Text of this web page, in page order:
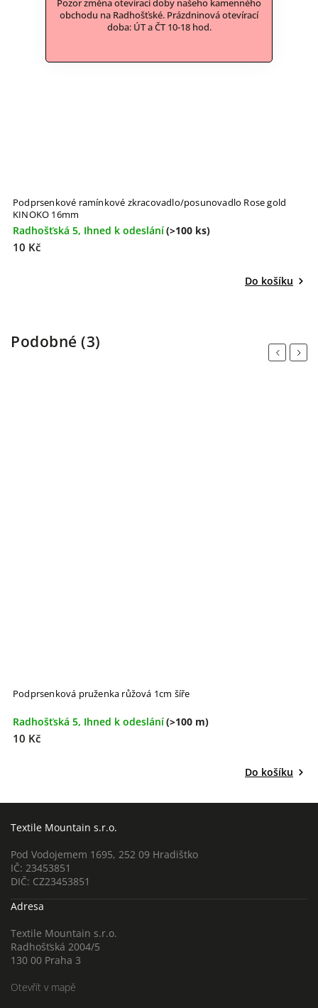
Pozor změna otevírací doby našeho kamenného
obchodu na Radhošťské. Prázdninová otevírací
doba: ÚT a ČT 10-18 hod.
Podprsenkové ramínkové zkracovadlo/posunovadlo Rose gold
KINOKO 16mm
Radhošťská 5, Ihned k odeslání(>100 ks)
10 Kč
Do košíku
Podobné (3)
Previous
Podprsenková pruženka růžová 1cm šíře
Radhošťská 5, Ihned k odeslání(>100 m)
10 Kč
Do košíku
Next
Textile Mountain s.r.o.
Pod Vodojemem 1695, 252 09 Hradištko
IČ: 23453851
DIČ: CZ23453851
Adresa
Textile Mountain s.r.o.
Radhošťská 2004/5
130 00 Praha 3
Otevřít v mapě